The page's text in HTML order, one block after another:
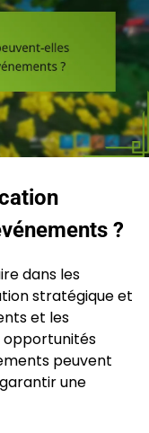
?
dans les
stratégique et
et les
opportunités
peuvent
une